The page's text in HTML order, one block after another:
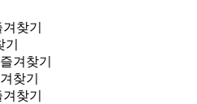
겨찾기
즐겨찾기
찾기
겨찾기